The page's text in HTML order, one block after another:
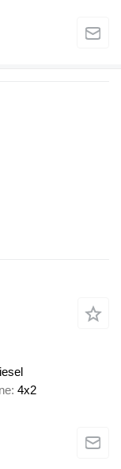
4x2